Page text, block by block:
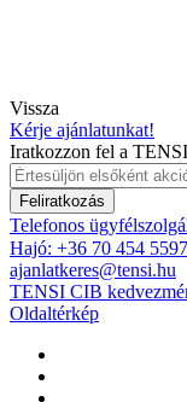
Vissza
Kérje ajánlatunkat!
Iratkozzon fel a
Feliratkozás
Telefonos
Hajó: +36 70 454 5597
ajanlatkeres@tensi.hu
TENSI CIB
Oldaltérkép